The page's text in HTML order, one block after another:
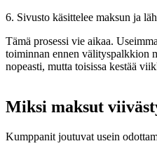
6. Sivusto käsittelee maksun ja
Tämä prosessi vie aikaa.
toiminnan ennen välityspalkkion
nopeasti, mutta toisissa kestää
Miksi maksut
Kumppanit joutuvat usein